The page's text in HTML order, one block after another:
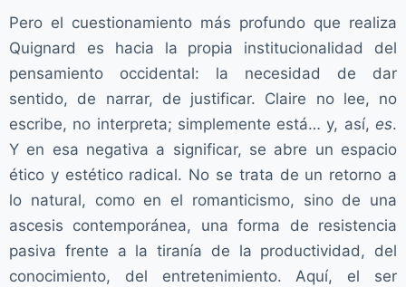
Pero el cuestionamiento más profundo que realiza
Quignard es hacia la propia institucionalidad del
pensamiento occidental: la necesidad de dar
sentido, de narrar, de justificar. Claire no lee, no
escribe, no interpreta; simplemente está… y, así, es.
Y en esa negativa a significar, se abre un espacio
ético y estético radical. No se trata de un retorno a
lo natural, como en el romanticismo, sino de una
ascesis contemporánea, una forma de resistencia
pasiva frente a la tiranía de la productividad, del
conocimiento, del entretenimiento. Aquí, el ser